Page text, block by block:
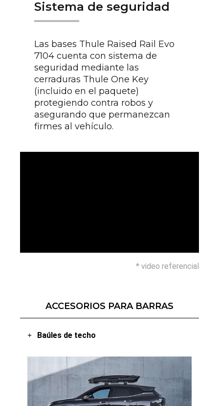
Sistema de seguridad
Las bases Thule Raised Rail Evo
7104 cuenta con sistema de
seguridad mediante las
cerraduras Thule One Key
(incluido en el paquete)
protegiendo contra robos y
asegurando que permanezcan
firmes al vehículo.
* video referencial
ACCESORIOS PARA BARRAS
Baúles de techo